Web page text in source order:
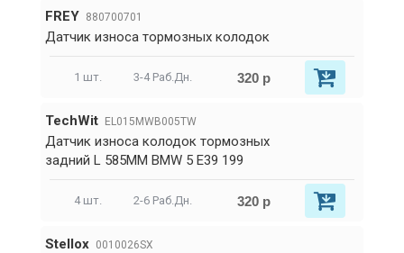
FREY 880700701
Датчик износа тормозных колодок
1 шт. 3-4 Раб.Дн. 320 р
TechWit EL015MWB005TW
Датчик износа колодок тормозных
задний L 585MM BMW 5 E39 199
4 шт. 2-6 Раб.Дн. 320 р
Stellox 0010026SX